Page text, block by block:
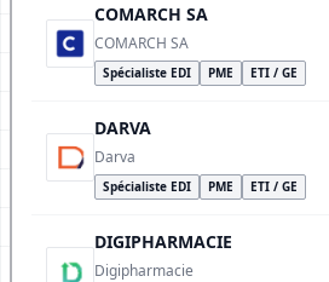
COMARCH SA
COMARCH SA
Spécialiste EDI PME ETI / GE
DARVA
Darva
Spécialiste EDI PME ETI / GE
DIGIPHARMACIE
Digipharmacie